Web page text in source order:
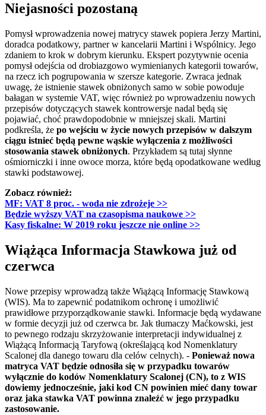
Niejasności pozostaną
Pomysł wprowadzenia nowej matrycy stawek popiera Jerzy Martini,
doradca podatkowy, partner w kancelarii Martini i Wspólnicy. Jego
zdaniem to krok w dobrym kierunku. Ekspert pozytywnie ocenia
pomysł odejścia od drobiazgowo wymienianych kategorii towarów,
na rzecz ich pogrupowania w szersze kategorie. Zwraca jednak
uwagę, że istnienie stawek obniżonych samo w sobie powoduje
bałagan w systemie VAT, więc również po wprowadzeniu nowych
przepisów dotyczących stawek kontrowersje nadal będą się
pojawiać, choć prawdopodobnie w mniejszej skali. Martini
podkreśla, że po wejściu w życie nowych przepisów w dalszym
ciągu istnieć będą pewne wąskie wyłączenia z możliwości
stosowania stawek obniżonych. Przykładem są tutaj słynne
ośmiorniczki i inne owoce morza, które będą opodatkowane według
stawki podstawowej.
Zobacz również:
MF: VAT 8 proc. - woda nie zdrożeje >>
Będzie wyższy VAT na czasopisma naukowe >>
Kasy fiskalne: W 2019 roku jeszcze nie online >>
Wiążąca Informacja Stawkowa już od
czerwca
Nowe przepisy wprowadzą także Wiążącą Informację Stawkową
(WIS). Ma to zapewnić podatnikom ochronę i umożliwić
prawidłowe przyporządkowanie stawki. Informacje będą wydawane
w formie decyzji już od czerwca br. Jak tłumaczy Maćkowski, jest
to pewnego rodzaju skrzyżowanie interpretacji indywidualnej z
Wiążącą Informacją Taryfową (określającą kod Nomenklatury
Scalonej dla danego towaru dla celów celnych). - Ponieważ nowa
matryca VAT będzie odnosiła się w przypadku towarów
wyłącznie do kodów Nomenklatury Scalonej (CN), to z WIS
dowiemy jednocześnie, jaki kod CN powinien mieć dany towar
oraz jaka stawka VAT powinna znaleźć w jego przypadku
zastosowanie.